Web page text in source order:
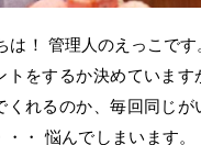
は！ 管理人のえっこで
トをするか決めています
くれるのか、毎回同じが
・・ 悩んでしまいます。